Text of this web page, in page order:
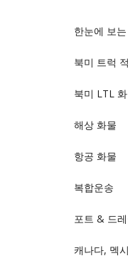
한눈에 보
북미 트럭
북미 LTL
해상 화물
항공 화물
복합운송
포트 & 드
캐나다, 멕